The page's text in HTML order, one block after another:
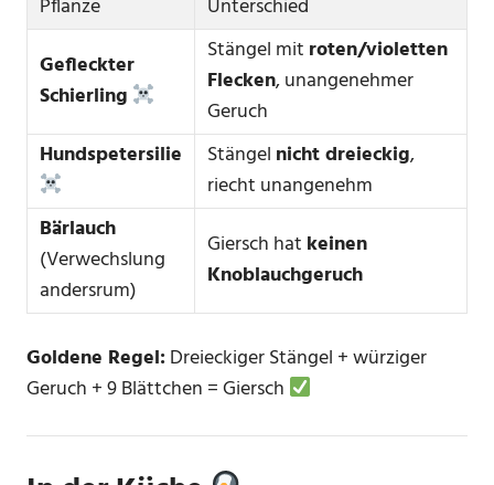
Pflanze
Unterschied
Gefleckter
Schierling
Stängel mit roten/violetten
Flecken, unangenehmer
Geruch
Hundspetersilie
Stängel nicht dreieckig,
riecht unangenehm
Bärlauch
(Verwechslung
andersrum)
Giersch hat keinen
Knoblauchgeruch
Goldene Regel:Dreieckiger Stängel + würziger
Geruch + 9 Blättchen = Giersch